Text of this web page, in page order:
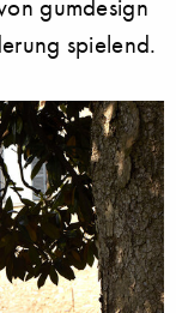
gumdesign
spielend.